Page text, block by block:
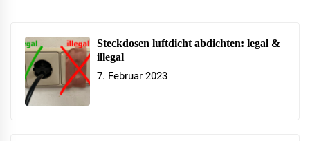
Steckdosen luftdicht abdichten: legal &
illegal
7. Februar 2023